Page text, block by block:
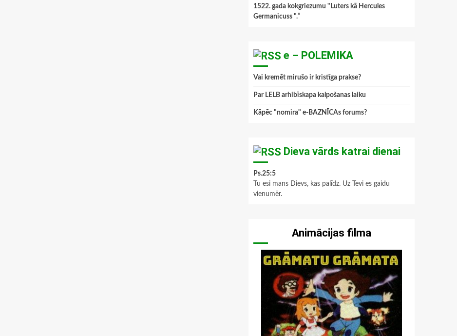
1522. gada kokgriezumu "Luters kā Hercules
Germanicuss ".”
e – POLEMIKA
Vai kremēt mirušo ir kristīga prakse?
Par LELB arhibīskapa kalpošanas laiku
Kāpēc "nomira" e-BAZNĪCAs forums?
Dieva vārds katrai dienai
Ps.25:5
Tu esi mans Dievs, kas palīdz. Uz Tevi es gaidu
vienumēr.
Animācijas filma